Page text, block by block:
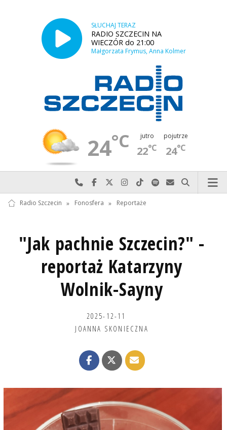
SŁUCHAJ TERAZ
RADIO SZCZECIN NA
WIECZÓR do 21:00
Małgorzata Frymus, Anna Kolmer
24°C jutro
22°C
pojutrze
24°C
Najlepiej po prostu do nas zadzwoń
Odwiedź nas na Facebook-u
Odwiedź nas na X
Odwiedź nas na Instagram-ie
Odwiedź nas na TikTok-u
Szukaj nas na Spotify
Wyślij do nas
Szukaj
Radio Szczecin » Fonosfera » Reportaże
"Jak pachnie Szczecin?" -
reportaż Katarzyny
Wolnik-Sayny
2025-12-11
JOANNA SKONIECZNA